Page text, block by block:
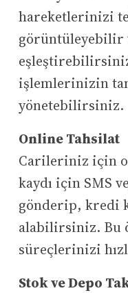
hareketlerinizi
görüntüleyebilir
işlemlerinizin
yönetebilirsiniz.
Online Tahsilat
Carileriniz için
kaydı için SMS
gönderip, kredi
alabilirsiniz. Bu
süreçlerinizi
Stok ve Depo